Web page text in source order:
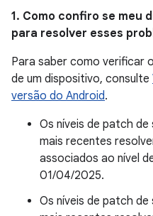
1. Como confiro se meu
para resolver esses
Para saber como verificar
de um dispositivo, consulte
versão do Android.
Os níveis de patch
mais recentes
associados ao nível
01/04/2025.
Os níveis de patch